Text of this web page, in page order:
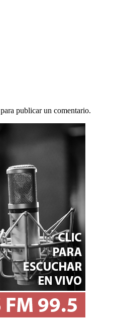
para publicar un comentario.